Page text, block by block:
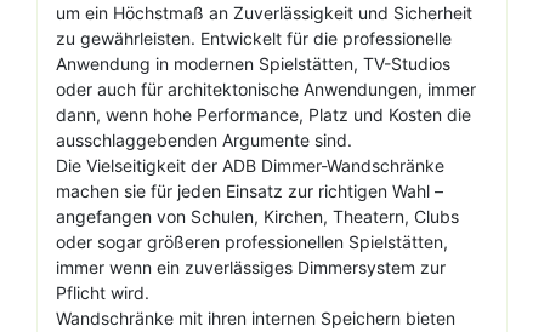
um ein Höchstmaß an Zuverlässigkeit und Sicherheit
zu gewährleisten. Entwickelt für die professionelle
Anwendung in modernen Spielstätten, TV-Studios
oder auch für architektonische Anwendungen, immer
dann, wenn hohe Performance, Platz und Kosten die
ausschlaggebenden Argumente sind.
Die Vielseitigkeit der ADB Dimmer-Wandschränke
machen sie für jeden Einsatz zur richtigen Wahl –
angefangen von Schulen, Kirchen, Theatern, Clubs
oder sogar größeren professionellen Spielstätten,
immer wenn ein zuverlässiges Dimmersystem zur
Pflicht wird.
Wandschränke mit ihren internen Speichern bieten